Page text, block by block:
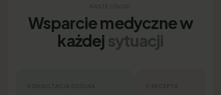
NASZE USŁUGI
Wsparcie medyczne w
każdej sytuacji
E-RECEPTA